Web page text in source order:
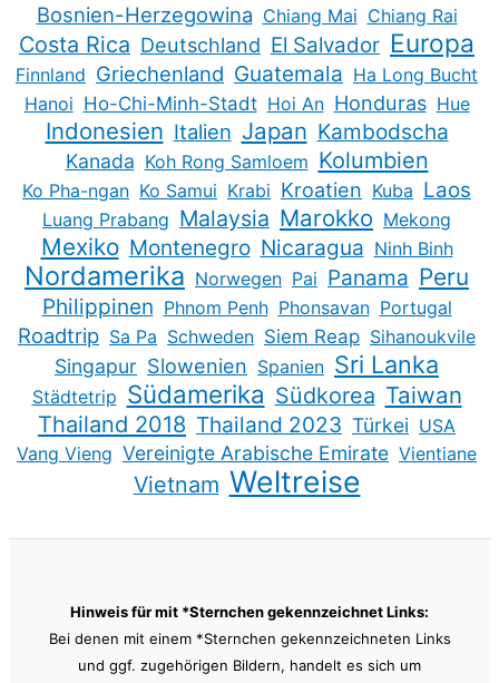
Bosnien-Herzegowina Chiang Mai Chiang Rai
Costa Rica Deutschland El Salvador Europa
Finnland Griechenland Guatemala Ha Long Bucht
Hanoi Ho-Chi-Minh-Stadt Hoi An Honduras Hue
Indonesien Italien Japan Kambodscha
Kanada Koh Rong Samloem Kolumbien
Ko Pha-ngan Ko Samui Krabi Kroatien Kuba Laos
Luang Prabang Malaysia Marokko Mekong
Mexiko Montenegro Nicaragua Ninh Binh
Nordamerika Norwegen Pai Panama Peru
Philippinen Phnom Penh Phonsavan Portugal
Roadtrip Sa Pa Schweden Siem Reap Sihanoukvile
Singapur Slowenien Spanien Sri Lanka
Städtetrip Südamerika Südkorea Taiwan
Thailand 2018 Thailand 2023 Türkei USA
Vang Vieng Vereinigte Arabische Emirate Vientiane
Vietnam Weltreise
Hinweis für mit *Sternchen gekennzeichnet Links:
Bei denen mit einem *Sternchen gekennzeichneten Links
und ggf. zugehörigen Bildern, handelt es sich um